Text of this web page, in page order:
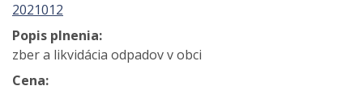
2021012
Popis plnenia:
zber a likvidácia odpadov v obci
Cena: